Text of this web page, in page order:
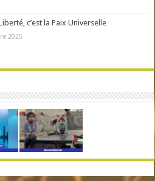
c’est la Paix Universelle
2025